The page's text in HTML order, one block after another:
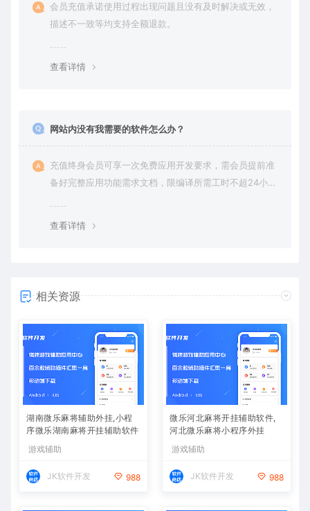
会员充值承诺使用过程出现问题且没有及时解决或无效，
描述不一致等均支持全额退款。
查看详情
网站内没有我需要的软件怎么办？
充值终身会员可享一次免费应用开发要求，需会员提前准
备好完整应用功能需求文档，限编译所需工时不超24小
查看详情
相关资源
湖南微乐麻将辅助外挂,小程
序微乐湖南麻将开挂辅助软件
游戏辅助
JK软件开发 988
微乐河北麻将开挂辅助软件,
河北微乐麻将小程序外挂
游戏辅助
JK软件开发 988